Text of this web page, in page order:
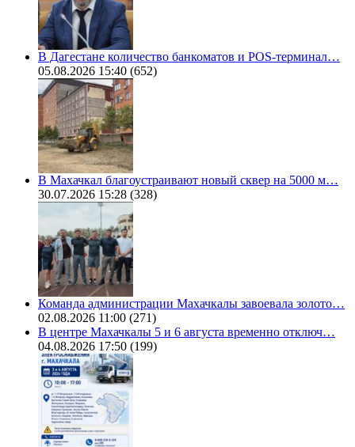
В Дагестане количество банкоматов и POS-терминал…
05.08.2026 15:40 (652)
В Махачкал благоустраивают новый сквер на 5000 м…
30.07.2026 15:28 (328)
Команда администрации Махачкалы завоевала золото…
02.08.2026 11:00 (271)
В центре Махачкалы 5 и 6 августа временно отключ…
04.08.2026 17:50 (199)